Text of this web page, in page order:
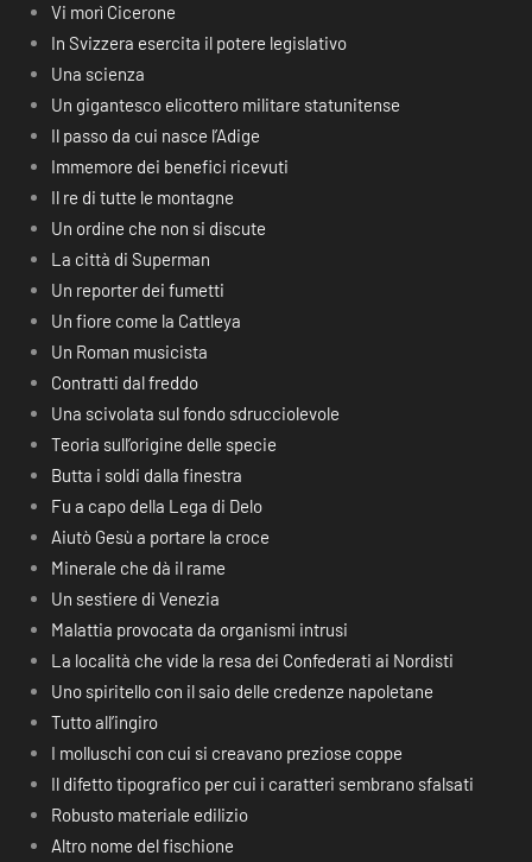
Vi morì Cicerone
In Svizzera esercita il potere legislativo
Una scienza
Un gigantesco elicottero militare statunitense
Il passo da cui nasce l’Adige
Immemore dei benefici ricevuti
Il re di tutte le montagne
Un ordine che non si discute
La città di Superman
Un reporter dei fumetti
Un fiore come la Cattleya
Un Roman musicista
Contratti dal freddo
Una scivolata sul fondo sdrucciolevole
Teoria sull’origine delle specie
Butta i soldi dalla finestra
Fu a capo della Lega di Delo
Aiutò Gesù a portare la croce
Minerale che dà il rame
Un sestiere di Venezia
Malattia provocata da organismi intrusi
La località che vide la resa dei Confederati ai Nordisti
Uno spiritello con il saio delle credenze napoletane
Tutto all’ingiro
I molluschi con cui si creavano preziose coppe
Il difetto tipografico per cui i caratteri sembrano sfalsati
Robusto materiale edilizio
Altro nome del fischione